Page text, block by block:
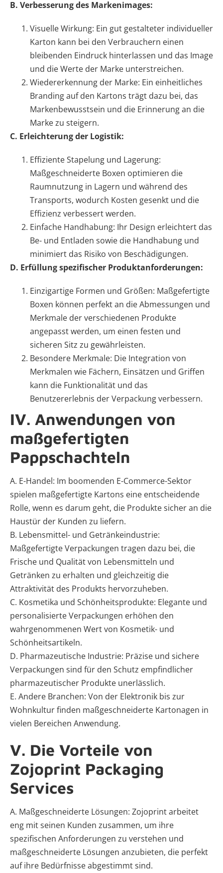
B. Verbesserung des Markenimages:
Visuelle Wirkung: Ein gut gestalteter individueller
Karton kann bei den Verbrauchern einen
bleibenden Eindruck hinterlassen und das Image
und die Werte der Marke unterstreichen.
Wiedererkennung der Marke: Ein einheitliches
Branding auf den Kartons trägt dazu bei, das
Markenbewusstsein und die Erinnerung an die
Marke zu steigern.
C. Erleichterung der Logistik:
Effiziente Stapelung und Lagerung:
Maßgeschneiderte Boxen optimieren die
Raumnutzung in Lagern und während des
Transports, wodurch Kosten gesenkt und die
Effizienz verbessert werden.
Einfache Handhabung: Ihr Design erleichtert das
Be- und Entladen sowie die Handhabung und
minimiert das Risiko von Beschädigungen.
D. Erfüllung spezifischer Produktanforderungen:
Einzigartige Formen und Größen: Maßgefertigte
Boxen können perfekt an die Abmessungen und
Merkmale der verschiedenen Produkte
angepasst werden, um einen festen und
sicheren Sitz zu gewährleisten.
Besondere Merkmale: Die Integration von
Merkmalen wie Fächern, Einsätzen und Griffen
kann die Funktionalität und das
Benutzererlebnis der Verpackung verbessern.
IV. Anwendungen von
maßgefertigten
Pappschachteln
A. E-Handel: Im boomenden E-Commerce-Sektor
spielen maßgefertigte Kartons eine entscheidende
Rolle, wenn es darum geht, die Produkte sicher an die
Haustür der Kunden zu liefern.
B. Lebensmittel- und Getränkeindustrie:
Maßgefertigte Verpackungen tragen dazu bei, die
Frische und Qualität von Lebensmitteln und
Getränken zu erhalten und gleichzeitig die
Attraktivität des Produkts hervorzuheben.
C. Kosmetika und Schönheitsprodukte: Elegante und
personalisierte Verpackungen erhöhen den
wahrgenommenen Wert von Kosmetik- und
Schönheitsartikeln.
D. Pharmazeutische Industrie: Präzise und sichere
Verpackungen sind für den Schutz empfindlicher
pharmazeutischer Produkte unerlässlich.
E. Andere Branchen: Von der Elektronik bis zur
Wohnkultur finden maßgeschneiderte Kartonagen in
vielen Bereichen Anwendung.
V. Die Vorteile von
Zojoprint Packaging
Services
A. Maßgeschneiderte Lösungen: Zojoprint arbeitet
eng mit seinen Kunden zusammen, um ihre
spezifischen Anforderungen zu verstehen und
maßgeschneiderte Lösungen anzubieten, die perfekt
auf ihre Bedürfnisse abgestimmt sind.